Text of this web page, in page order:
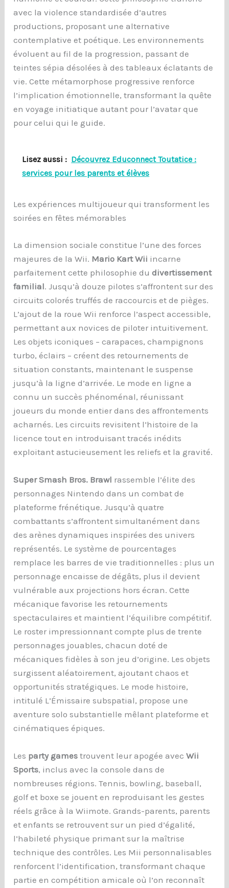
avec la violence standardisée d’autres
productions, proposant une alternative
contemplative et poétique. Les environnements
évoluent au fil de la progression, passant de
teintes sépia désolées à des tableaux éclatants de
vie. Cette métamorphose progressive renforce
l’implication émotionnelle, transformant la quête
en voyage initiatique autant pour l’avatar que
pour celui qui le guide.
Lisez aussi : Découvrez Educonnect Toutatice :
services pour les parents et élèves
Les expériences multijoueur qui transforment les
soirées en fêtes mémorables
La dimension sociale constitue l’une des forces
majeures de la Wii. Mario Kart Wii incarne
parfaitement cette philosophie dudivertissement
familial. Jusqu’à douze pilotes s’affrontent sur des
circuits colorés truffés de raccourcis et de pièges.
L’ajout de la roue Wii renforce l’aspect accessible,
permettant aux novices de piloter intuitivement.
Les objets iconiques – carapaces, champignons
turbo, éclairs – créent des retournements de
situation constants, maintenant le suspense
jusqu’à la ligne d’arrivée. Le mode en ligne a
connu un succès phénoménal, réunissant
joueurs du monde entier dans des affrontements
acharnés. Les circuits revisitent l’histoire de la
licence tout en introduisant tracés inédits
exploitant astucieusement les reliefs et la gravité.
Super Smash Bros. Brawl rassemble l’élite des
personnages Nintendo dans un combat de
plateforme frénétique. Jusqu’à quatre
combattants s’affrontent simultanément dans
des arènes dynamiques inspirées des univers
représentés. Le système de pourcentages
remplace les barres de vie traditionnelles : plus un
personnage encaisse de dégâts, plus il devient
vulnérable aux projections hors écran. Cette
mécanique favorise les retournements
spectaculaires et maintient l’équilibre compétitif.
Le roster impressionnant compte plus de trente
personnages jouables, chacun doté de
mécaniques fidèles à son jeu d’origine. Les objets
surgissent aléatoirement, ajoutant chaos et
opportunités stratégiques. Le mode histoire,
intitulé L’Émissaire subspatial, propose une
aventure solo substantielle mêlant plateforme et
cinématiques épiques.
Les party games trouvent leur apogée avecWii
Sports, inclus avec la console dans de
nombreuses régions. Tennis, bowling, baseball,
golf et boxe se jouent en reproduisant les gestes
réels grâce à la Wiimote. Grands-parents, parents
et enfants se retrouvent sur un pied d’égalité,
l’habileté physique primant sur la maîtrise
technique des contrôles. Les Mii personnalisables
renforcent l’identification, transformant chaque
partie en compétition amicale où l’on reconnaît